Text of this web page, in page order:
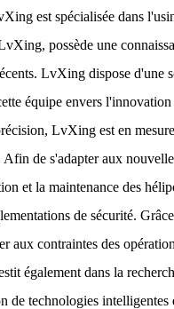
est spécialisée dans
possède une
LvXing dispose d'une
équipe envers l'innovation
LvXing est en
de s'adapter aux
et la maintenance des
de sécurité.
aux contraintes des
également dans la
de technologies intelligentes